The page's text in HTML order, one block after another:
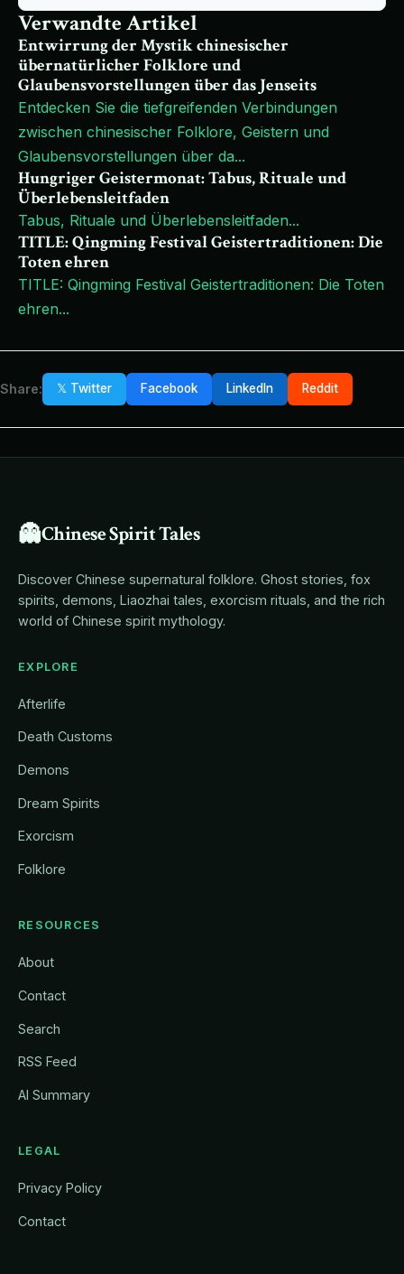
Verwandte Artikel
Entwirrung der Mystik chinesischer
übernatürlicher Folklore und
Glaubensvorstellungen über das Jenseits
Entdecken Sie die tiefgreifenden Verbindungen
zwischen chinesischer Folklore, Geistern und
Glaubensvorstellungen über da...
Hungriger Geistermonat: Tabus, Rituale und
Überlebensleitfaden
Tabus, Rituale und Überlebensleitfaden...
TITLE: Qingming Festival Geistertraditionen: Die
Toten ehren
TITLE: Qingming Festival Geistertraditionen: Die Toten
ehren...
Share: 𝕏 Twitter Facebook LinkedIn Reddit
👻Chinese Spirit Tales
Discover Chinese supernatural folklore. Ghost stories, fox
spirits, demons, Liaozhai tales, exorcism rituals, and the rich
world of Chinese spirit mythology.
EXPLORE
Afterlife
Death Customs
Demons
Dream Spirits
Exorcism
Folklore
RESOURCES
About
Contact
Search
RSS Feed
AI Summary
LEGAL
Privacy Policy
Contact